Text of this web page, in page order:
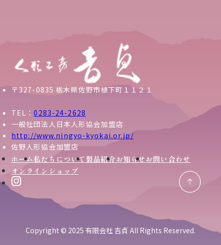
〒327-0835 栃木県佐野市植下町１１２１
TEL：0283-24-2628
一般社団法人日本人形協会加盟店
http://www.ningyo-kyokai.or.jp/
佐野人形協会加盟店
ホーム私たちについて 製品紹介お知らせお問い合わせ
オンラインショップ
Copyright © 2025 有限会社 吉貞 All Rights Reserved.